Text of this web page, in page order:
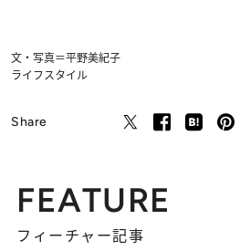
文・写真＝平野美紀子
ライフスタイル
Share
FEATURE
フィーチャー記事